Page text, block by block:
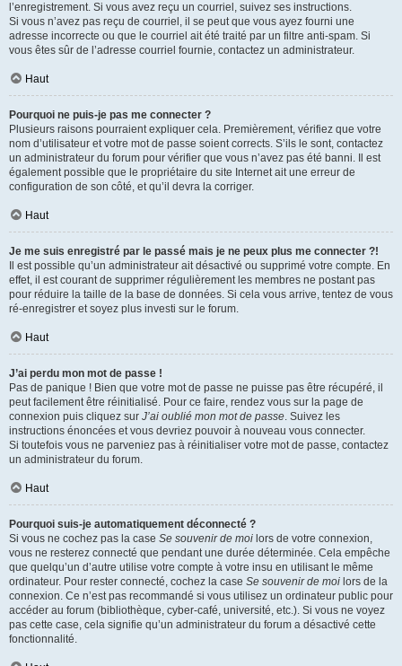
l’enregistrement. Si vous avez reçu un courriel, suivez ses instructions.
Si vous n’avez pas reçu de courriel, il se peut que vous ayez fourni une
adresse incorrecte ou que le courriel ait été traité par un filtre anti-spam. Si
vous êtes sûr de l’adresse courriel fournie, contactez un administrateur.
Haut
Pourquoi ne puis-je pas me connecter ?
Plusieurs raisons pourraient expliquer cela. Premièrement, vérifiez que votre
nom d’utilisateur et votre mot de passe soient corrects. S’ils le sont, contactez
un administrateur du forum pour vérifier que vous n’avez pas été banni. Il est
également possible que le propriétaire du site Internet ait une erreur de
configuration de son côté, et qu’il devra la corriger.
Haut
Je me suis enregistré par le passé mais je ne peux plus me connecter ?!
Il est possible qu’un administrateur ait désactivé ou supprimé votre compte. En
effet, il est courant de supprimer régulièrement les membres ne postant pas
pour réduire la taille de la base de données. Si cela vous arrive, tentez de vous
ré-enregistrer et soyez plus investi sur le forum.
Haut
J’ai perdu mon mot de passe !
Pas de panique ! Bien que votre mot de passe ne puisse pas être récupéré, il
peut facilement être réinitialisé. Pour ce faire, rendez vous sur la page de
connexion puis cliquez sur J’ai oublié mon mot de passe. Suivez les
instructions énoncées et vous devriez pouvoir à nouveau vous connecter.
Si toutefois vous ne parveniez pas à réinitialiser votre mot de passe, contactez
un administrateur du forum.
Haut
Pourquoi suis-je automatiquement déconnecté ?
Si vous ne cochez pas la case Se souvenir de moi lors de votre connexion,
vous ne resterez connecté que pendant une durée déterminée. Cela empêche
que quelqu’un d’autre utilise votre compte à votre insu en utilisant le même
ordinateur. Pour rester connecté, cochez la case Se souvenir de moi lors de la
connexion. Ce n’est pas recommandé si vous utilisez un ordinateur public pour
accéder au forum (bibliothèque, cyber-café, université, etc.). Si vous ne voyez
pas cette case, cela signifie qu’un administrateur du forum a désactivé cette
fonctionnalité.